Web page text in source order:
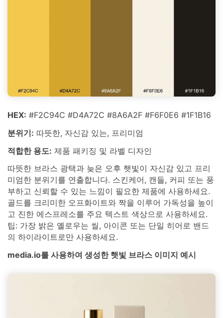
HEX: #F2C94C #D4A72C #8A6A2F #F6F0E6 #1F1B16
분위기: 따뜻한, 자신감 있는, 프리미엄
적합한 용도: 제품 패키징 및 라벨 디자인
따뜻한 브라스 광택과 늦은 오후 햇빛이 자신감 있고 프리
미엄한 분위기를 연출합니다. 스킨케어, 캔들, 커피 또는 풍
부하고 신뢰할 수 있는 느낌이 필요한 제품에 사용하세요.
골드를 크리미한 오프화이트와 짝을 이루어 가독성을 높이
고 진한 에스프레소를 주요 텍스트 색상으로 사용하세요.
팁: 가장 밝은 옐로우는 씰, 아이콘 또는 단일 히어로 밴드
의 하이라이트로만 사용하세요.
media.io를 사용하여 생성한 햇빛 브라스 이미지 예시